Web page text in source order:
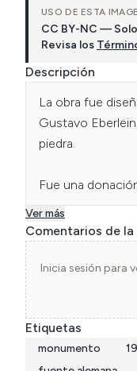
USO DE ESTA
CC BY-NC —
Revisa los
Descripción
La obra fue
Gustavo
piedra.
Fue una
chileno-
recibieron en el
Es una alegoría
embarcación en
Ver más
Comentarios de
Inicia sesión para
Etiquetas
monumento